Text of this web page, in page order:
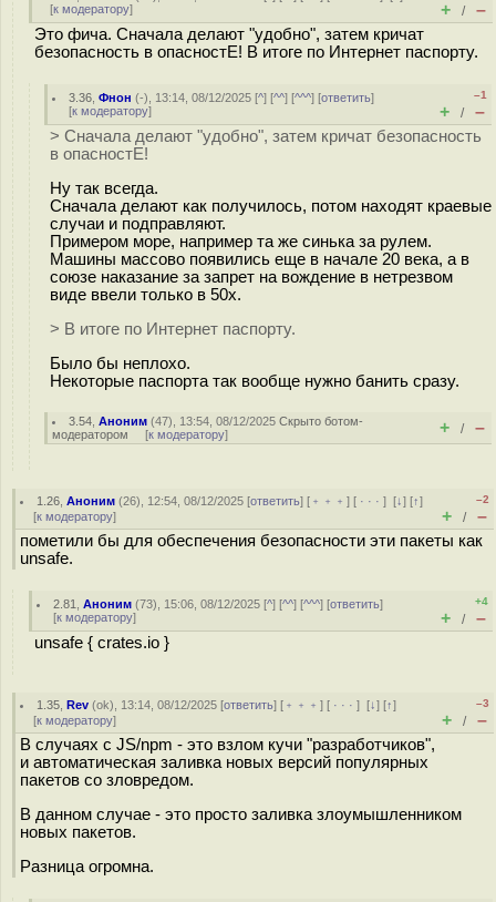
[к модератору] + / –
Это фича. Сначала делают "удобно", затем кричат
безопасность в опасностЕ! В итоге по Интернет паспорту.
3.36 ,Фнон (-), 13:14, 08/12/2025 [^] [^^] [^^^] [ответить]
[к модератору]
–1
+ / –
> Сначала делают "удобно", затем кричат безопасность
в опасностЕ!
Ну так всегда.
Сначала делают как получилось, потом находят краевые
случаи и подправляют.
Примером море, например та же синька за рулем.
Машины массово появились еще в начале 20 века, а в
союзе наказание за запрет на вождение в нетрезвом
виде ввели только в 50х.
> В итоге по Интернет паспорту.
Было бы неплохо.
Некоторые паспорта так вообще нужно банить сразу.
3.54 ,Аноним (47), 13:54, 08/12/2025Скрыто ботом-
модератором [к модератору] + / –
1.26 ,Аноним (26), 12:54, 08/12/2025 [ответить] [ ﹢﹢﹢] [ · · ·][↓] [↑]
[к модератору]
–2
+ / –
пометили бы для обеспечения безопасности эти пакеты как
unsafe.
2.81 ,Аноним (73), 15:06, 08/12/2025 [^] [^^] [^^^] [ответить]
[к модератору]
+4
+ / –
unsafe { crates.io }
1.35 ,Rev (ok), 13:14, 08/12/2025 [ответить] [ ﹢﹢﹢] [ · · ·][↓] [↑]
[к модератору]
–3
+ / –
В случаях с JS/npm - это взлом кучи "разработчиков",
и автоматическая заливка новых версий популярных
пакетов со зловредом.
В данном случае - это просто заливка злоумышленником
новых пакетов.
Разница огромна.